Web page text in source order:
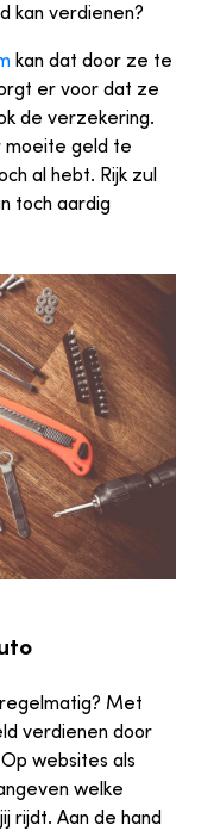
kan verdienen?
kan dat door ze te
er voor dat ze
de verzekering.
moeite geld te
al hebt. Rijk zul
toch aardig
Met
verdienen door
websites als
welke
rijdt. Aan de hand